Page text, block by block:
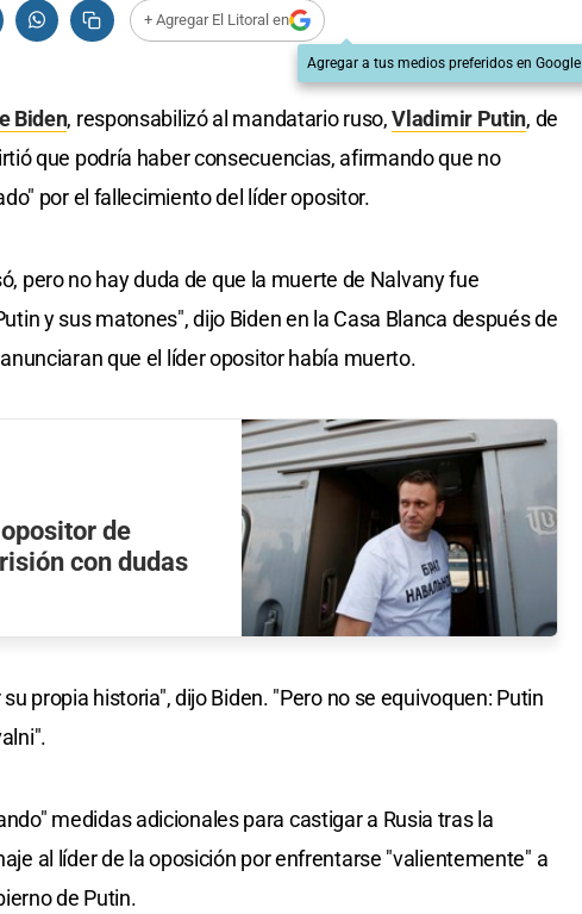
+ Agregar El Litoral en
Agregar a tus medios preferidos en Google
Biden, responsabilizó al mandatario ruso,Vladimir Putin, de
que podría haber consecuencias, afirmando que no
por el fallecimiento del líder opositor.
pero no hay duda de que la muerte de Nalvany fue
y sus matones", dijo Biden en la Casa Blanca después de
que el líder opositor había muerto.
de
con dudas
propia historia", dijo Biden. "Pero no se equivoquen: Putin
medidas adicionales para castigar a Rusia tras la
al líder de la oposición por enfrentarse "valientemente" a
de Putin.